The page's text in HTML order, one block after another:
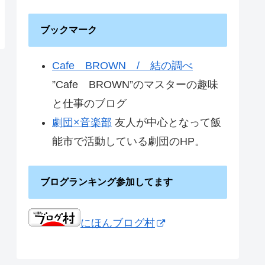
ブックマーク
Cafe BROWN / 結の調べ
”Cafe BROWN”のマスターの趣味
と仕事のブログ
劇団×音楽部 友人が中心となって飯
能市で活動している劇団のHP。
ブログランキング参加してます
にほんブログ村